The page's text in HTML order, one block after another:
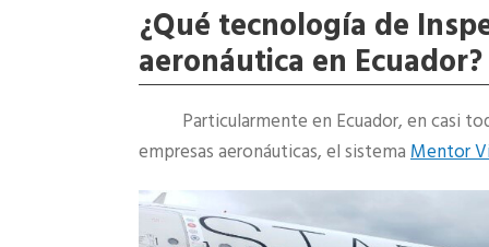
¿Qué tecnología de
aeronáutica en Ecuador?
Particularmente en Ecuador, en casi
empresas aeronáuticas, el sistemaMentor